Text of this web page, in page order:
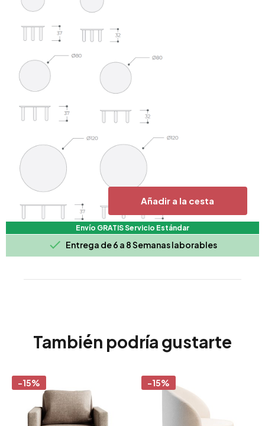
Añadir a la cesta
Envío GRATIS Servicio Estándar
 Entrega de 6 a 8 Semanas laborables
También podría gustarte
-15% -15%